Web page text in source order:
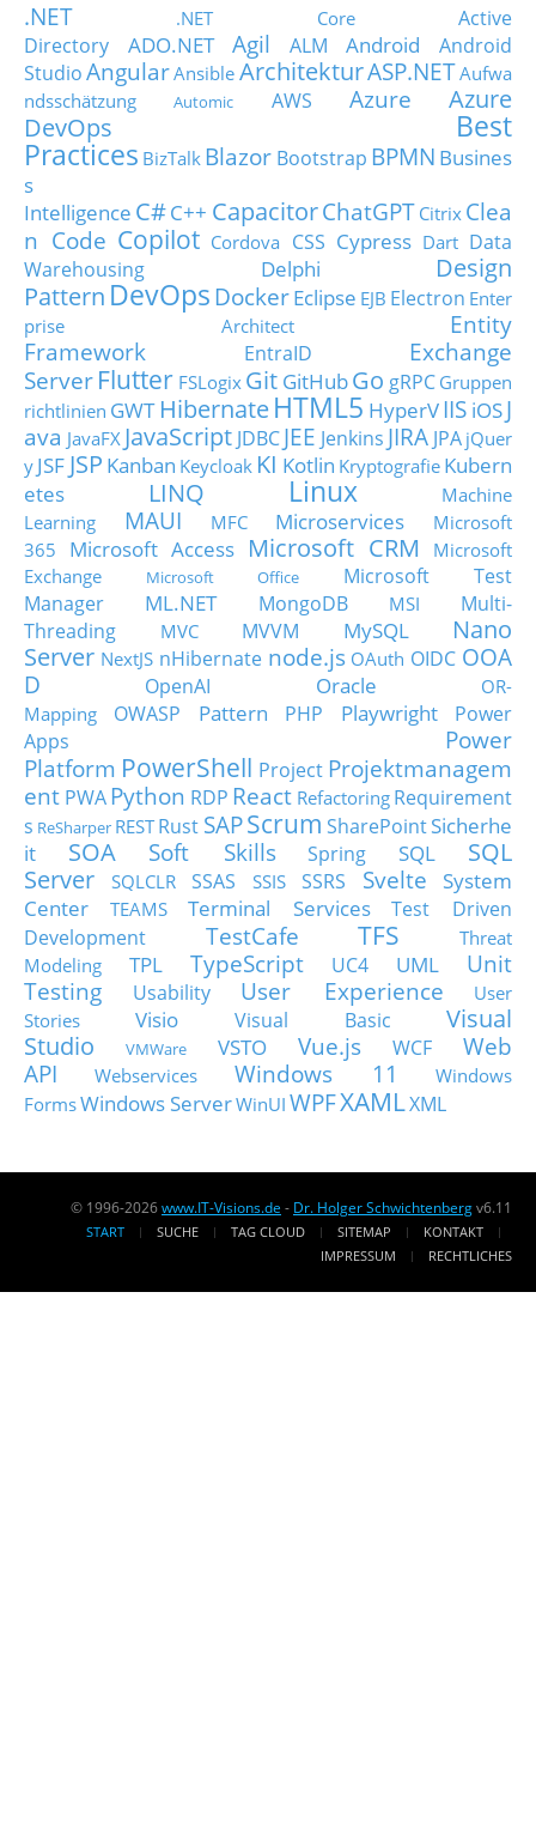
.NET .NET Core
Active
Directory
ADO.NET Agil ALM Android
Android
StudioAngularAnsible ArchitekturASP.NETAufwa
ndsschätzung
Automic AWS Azure
Azure
DevOps
Best
Practices BizTalk Blazor Bootstrap BPMN Busines
s
Intelligence C#C++ CapacitorChatGPT Citrix Clea
n Code Copilot Cordova CSS Cypress Dart Data
Warehousing
Delphi
Design
Pattern DevOps DockerEclipse EJB Electron Enter
prise Architect
Entity
Framework
EntraID
Exchange
Server Flutter FSLogix Git GitHubGo gRPC Gruppen
richtlinien GWT HibernateHTML5 HyperVIIS iOSJ
ava JavaFX JavaScript JDBC JEE Jenkins JIRA JPA jQuer
y JSF JSP Kanban Keycloak KI Kotlin Kryptografie Kubern
etes
LINQ Linux
Machine
Learning
MAUI MFC Microservices
Microsoft
365
Microsoft Access Microsoft CRM
Microsoft
Exchange
Microsoft Office
Microsoft Test
Manager
ML.NET MongoDB MSI
Multi-
Threading
MVC MVVM MySQL
Nano
Server NextJS nHibernate node.js OAuth OIDC OOA
D
OpenAI Oracle
OR-
Mapping
OWASP Pattern PHP Playwright
Power
Apps
Power
Platform PowerShell Project Projektmanagem
ent PWA Python RDP React Refactoring Requirement
s ReSharper RESTRust SAPScrum SharePointSicherhe
it
SOA Soft Skills Spring SQL
SQL
Server
SQLCLR SSAS SSIS SSRS Svelte
System
Center
TEAMS Terminal Services
Test Driven
Development
TestCafe TFS
Threat
Modeling
TPL TypeScript UC4 UML
Unit
Testing
Usability User Experience
User
Stories
Visio Visual Basic
Visual
Studio
VMWare VSTO Vue.js WCF
Web
API
Webservices Windows 11
Windows
FormsWindows ServerWinUI WPFXAMLXML
© 1996-2026www.IT-Visions.de - Dr. Holger Schwichtenbergv6.11
START SUCHE TAG CLOUD SITEMAP
KONTAKT
IMPRESSUM
RECHTLICHES